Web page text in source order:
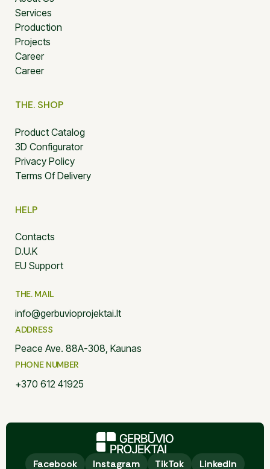
Services
Production
Projects
Career
Career
THE. SHOP
Product Catalog
3D Configurator
Privacy Policy
Terms Of Delivery
HELP
Contacts
D.U.K
EU Support
THE. MAIL
info@gerbuvioprojektai.lt
ADDRESS
Peace Ave. 88A-308, Kaunas
PHONE NUMBER
+370 612 41925
Facebook
Facebook Instagram
Instagram TikTok
TikTok LinkedIn
LinkedIn